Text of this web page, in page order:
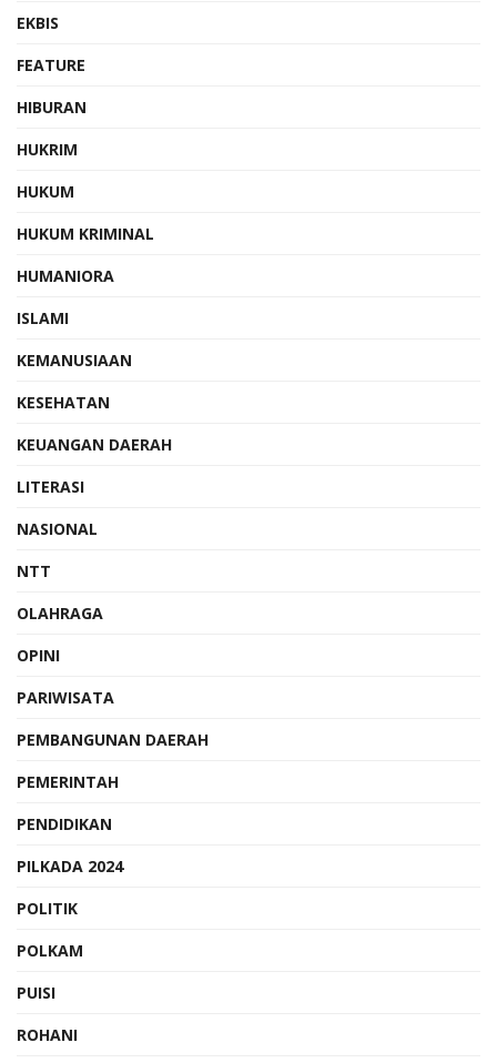
EKBIS
FEATURE
HIBURAN
HUKRIM
HUKUM
HUKUM KRIMINAL
HUMANIORA
ISLAMI
KEMANUSIAAN
KESEHATAN
KEUANGAN DAERAH
LITERASI
NASIONAL
NTT
OLAHRAGA
OPINI
PARIWISATA
PEMBANGUNAN DAERAH
PEMERINTAH
PENDIDIKAN
PILKADA 2024
POLITIK
POLKAM
PUISI
ROHANI